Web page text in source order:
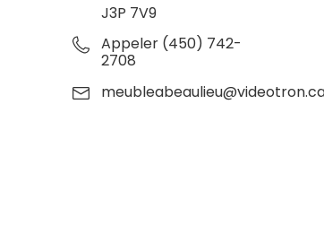
J3P 7V9
Appeler (450) 742-
2708